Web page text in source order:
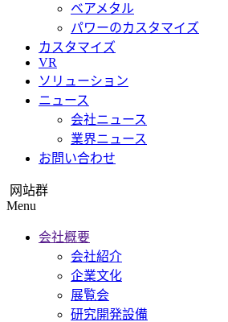
ベアメタル
パワーのカスタマイズ
カスタマイズ
VR
ソリューション
ニュース
会社ニュース
業界ニュース
お問い合わせ
网站群
Menu
会社概要
会社紹介
企業文化
展覧会
研究開発設備